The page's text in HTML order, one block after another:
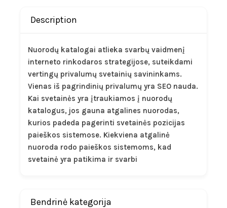
Description
Nuorodų katalogai atlieka svarbų vaidmenį
interneto rinkodaros strategijose, suteikdami
vertingų privalumų svetainių savininkams.
Vienas iš pagrindinių privalumų yra SEO nauda.
Kai svetainės yra įtraukiamos į nuorodų
katalogus, jos gauna atgalines nuorodas,
kurios padeda pagerinti svetainės pozicijas
paieškos sistemose. Kiekviena atgalinė
nuoroda rodo paieškos sistemoms, kad
svetainė yra patikima ir svarbi
Bendrinė kategorija